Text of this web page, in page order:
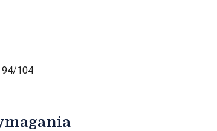
94/104